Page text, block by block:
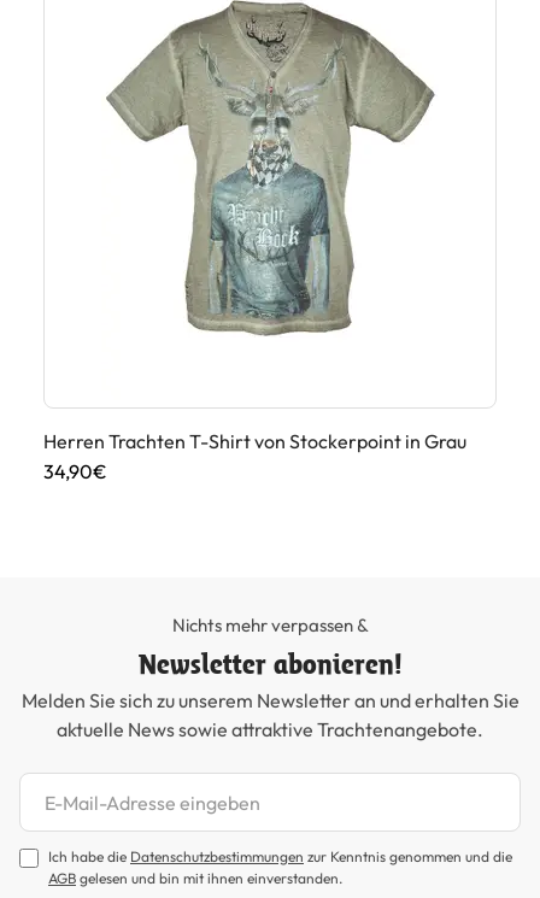
Herren Trachten T-Shirt von Stockerpoint in Grau
34,90€
Nichts mehr verpassen &
Newsletter abonieren!
Melden Sie sich zu unserem Newsletter an und erhalten Sie
aktuelle News sowie attraktive Trachtenangebote.
Newsletter abonnieren
Ich habe die Datenschutzbestimmungen zur Kenntnis genommen und die
AGB gelesen und bin mit ihnen einverstanden.